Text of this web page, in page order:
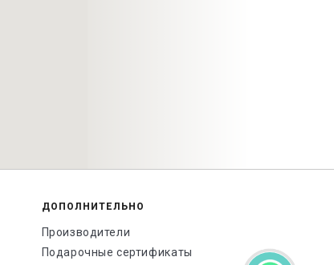
ДОПОЛНИТЕЛЬНО
Производители
Подарочные сертификаты